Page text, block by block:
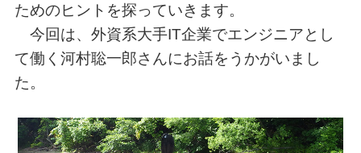
ためのヒントを探っていきます。
今回は、外資系大手IT企業でエンジニアとし
て働く河村聡一郎さんにお話をうかがいまし
た。